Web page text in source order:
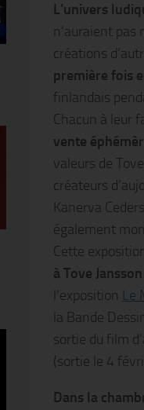
L’univers
n’auraient
créations
première fois
finlandais
Chacun à leur
vente
valeurs de
créateurs
Kanerva
également
Cette
à Tove
l’exposition Le
la Bande
sortie du film
(sortie le 4
Dans la